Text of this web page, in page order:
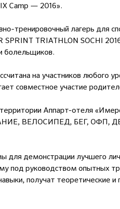
Camp — 2016».
тренировочный лагерь для
SPRINT TRIATHLON SOCHI
болельщиков.
на участников любого
совместное участие
Аппарт-отеля
ВЕЛОСИПЕД, БЕГ,
для демонстрации лучшего
под руководством опытных
получат теоретические и